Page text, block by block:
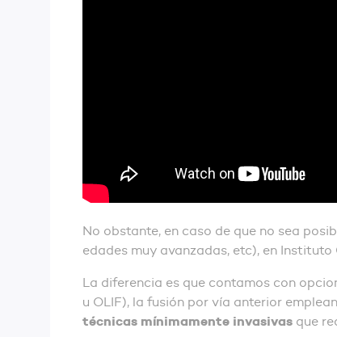
No obstante, en caso de que no sea
edades muy avanzadas, etc), en
La diferencia es que contamos con
u OLIF), la fusión por vía anterior
técnicas mínimamente invasivas que